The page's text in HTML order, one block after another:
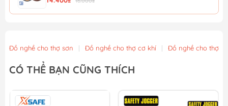
Đá mài kim loại 115x6x22.2mm WadFow WAC1347
13.500₫
Nhám xếp P40 - 100mm Total TAC6310040
Đồ nghề cho thợ sơn | Đồ nghề cho thợ cơ khí | Đồ nghề cho thợ
CÓ THỂ BẠN CŨNG THÍCH